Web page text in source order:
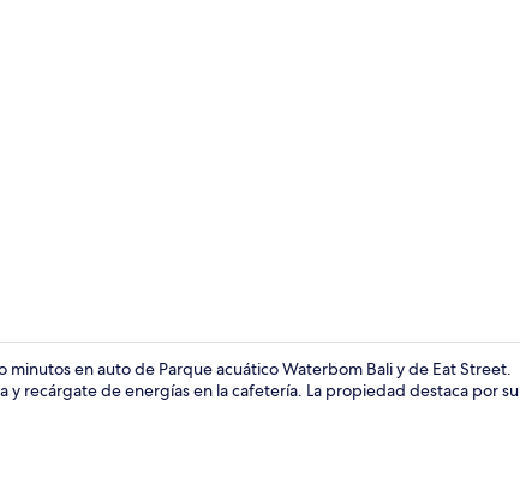
en auto de Parque acuático Waterbom Bali y de Eat Street.
y recárgate de energías en la cafetería. La propiedad destaca por su